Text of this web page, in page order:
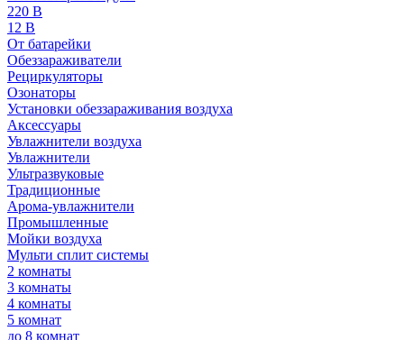
220 В
12 В
От батарейки
Обеззараживатели
Рециркуляторы
Озонаторы
Установки обеззараживания воздуха
Аксессуары
Увлажнители воздуха
Увлажнители
Ультразвуковые
Традиционные
Арома-увлажнители
Промышленные
Мойки воздуха
Мульти сплит системы
2 комнаты
3 комнаты
4 комнаты
5 комнат
до 8 комнат